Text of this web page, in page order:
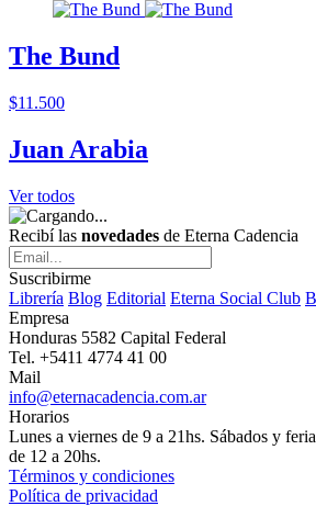
The Bund
$11.500
Juan Arabia
Ver todos
Recibí las novedades de Eterna Cadencia
Suscribirme
Librería Blog Editorial Eterna Social Club
Empresa
Honduras 5582 Capital Federal
Tel. +5411 4774 41 00
Mail
info@eternacadencia.com.ar
Horarios
Lunes a viernes de 9 a 21hs. Sábados y
de 12 a 20hs.
Términos y condiciones
Política de privacidad